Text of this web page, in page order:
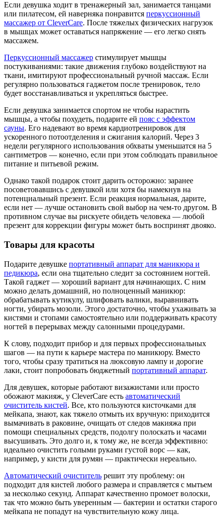
Если девушка ходит в тренажерный зал, занимается танцами
или пилатесом, ей наверняка понравится перкуссионный
массажер от CleverCare. После тяжелых физических нагрузок
в мышцах может оставаться напряжение — его легко снять
массажем.
Перкуссионный массажер стимулирует мышцы
постукиваниями: такие движения глубоко воздействуют на
ткани, имитируют профессиональный ручной массаж. Если
регулярно пользоваться гаджетом после тренировок, тело
будет восстанавливаться и укрепляться быстрее.
Если девушка занимается спортом не чтобы нарастить
мышцы, а чтобы похудеть, подарите ей пояс с эффектом
сауны. Его надевают во время кардиотренировок для
ускоренного потоотделения и сжигания калорий. Через 3
недели регулярного использования обхваты уменьшатся на 5
сантиметров — конечно, если при этом соблюдать правильное
питание и питьевой режим.
Однако такой подарок стоит дарить осторожно: заранее
посоветовавшись с девушкой или хотя бы намекнув на
потенциальный презент. Если реакция нормальная, дарите,
если нет — лучше остановить свой выбор на чем-то другом. В
противном случае вы рискуете обидеть человека — любой
презент для коррекции фигуры может быть воспринят двояко.
Товары для красоты
Подарите девушке портативный аппарат для маникюра и
педикюра, если она тщательно следит за состоянием ногтей.
Такой гаджет — хороший вариант для начинающих. С ним
можно делать домашний, но полноценный маникюр:
обрабатывать кутикулу, шлифовать валики, выравнивать
ногти, убирать мозоли. Этого достаточно, чтобы ухаживать за
кистями и стопами самостоятельно или поддерживать красоту
ногтей в перерывах между салонными процедурами.
К слову, подходит прибор и для первых профессиональных
шагов — на пути к карьере мастера по маникюру. Вместо
того, чтобы сразу тратиться на люксовую лампу и дорогие
лаки, стоит попробовать бюджетный портативный аппарат.
Для девушек, которые работают визажистами или просто
обожают макияж, у CleverCare есть автоматический
очиститель кистей. Все, кто пользуются кисточками для
мейкапа, знают, как тяжело отмыть их вручную: приходится
вымачивать в раковине, очищать от следов макияжа при
помощи специальных средств, подолгу полоскать и часами
высушивать. Это долго и, к тому же, не всегда эффективно:
идеально очистить голыми руками густой ворс — как,
например, у кисти для румян — практически нереально.
Автоматический очиститель решит эту проблему: он
подходит для кистей любого размера и справляется с мытьем
за несколько секунд. Аппарат качественно промоет волоски,
так что можно быть уверенным — бактерии и остатки старого
мейкапа не попадут на чувствительную кожу лица.